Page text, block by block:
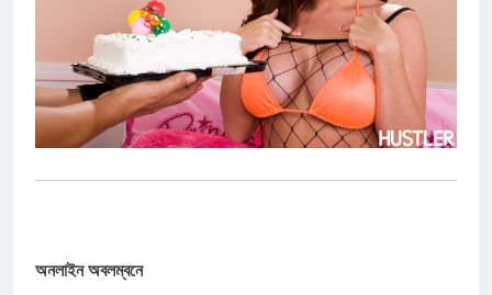
অনলাইন অবলম্বনে